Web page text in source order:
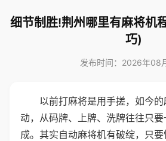
细节制胜!荆州哪里有麻将机
巧)
发布时间：2026年08
以前打麻将是用手搓，如今
动，从码牌、上牌、洗牌往往只
成。其实自动麻将机有破绽，只